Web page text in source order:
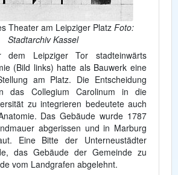
Theater am Leipziger Platz Foto:
Stadtarchiv Kassel
dem Leipziger Tor stadteinwärts
(Bild links) hatte als Bauwerk eine
am Platz. Die Entscheidung
das Collegium Carolinum in die
zu integrieren bedeutete auch
Das Gebäude wurde 1787
abgerissen und in Marburg
Eine Bitte der Unterneustädter
das Gebäude der Gemeinde zu
vom Landgrafen abgelehnt.